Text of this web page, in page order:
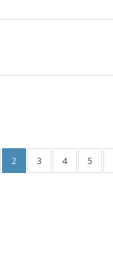
2 3 4 5